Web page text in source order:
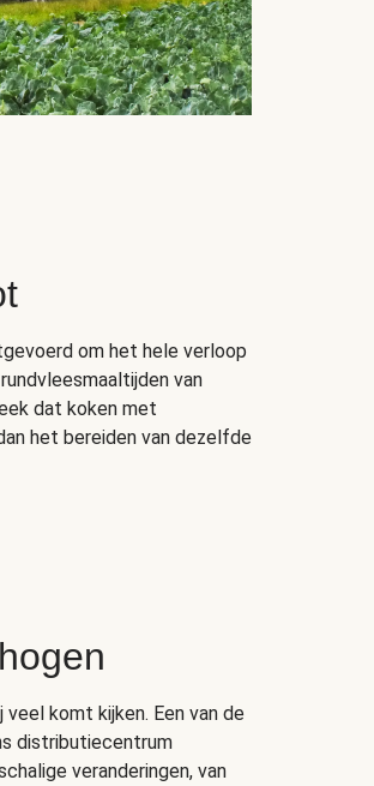
om het hele verloop
van
dat koken met
het bereiden van dezelfde
komt kijken. Een van de
distributiecentrum
veranderingen, van